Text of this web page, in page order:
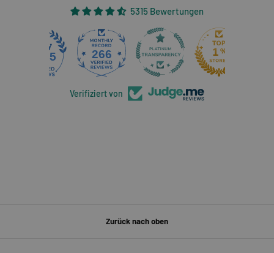
5315 Bewertungen
266
Verifiziert von
Zurück nach oben